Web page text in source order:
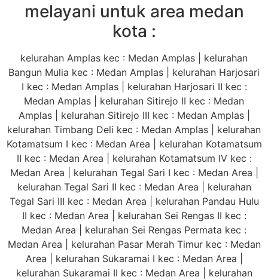
melayani untuk area medan
kota :
kelurahan Amplas kec : Medan Amplas | kelurahan
Bangun Mulia kec : Medan Amplas | kelurahan Harjosari
I kec : Medan Amplas | kelurahan Harjosari II kec :
Medan Amplas | kelurahan Sitirejo II kec : Medan
Amplas | kelurahan Sitirejo III kec : Medan Amplas |
kelurahan Timbang Deli kec : Medan Amplas | kelurahan
Kotamatsum I kec : Medan Area | kelurahan Kotamatsum
II kec : Medan Area | kelurahan Kotamatsum IV kec :
Medan Area | kelurahan Tegal Sari I kec : Medan Area |
kelurahan Tegal Sari II kec : Medan Area | kelurahan
Tegal Sari III kec : Medan Area | kelurahan Pandau Hulu
II kec : Medan Area | kelurahan Sei Rengas II kec :
Medan Area | kelurahan Sei Rengas Permata kec :
Medan Area | kelurahan Pasar Merah Timur kec : Medan
Area | kelurahan Sukaramai I kec : Medan Area |
kelurahan Sukaramai II kec : Medan Area | kelurahan